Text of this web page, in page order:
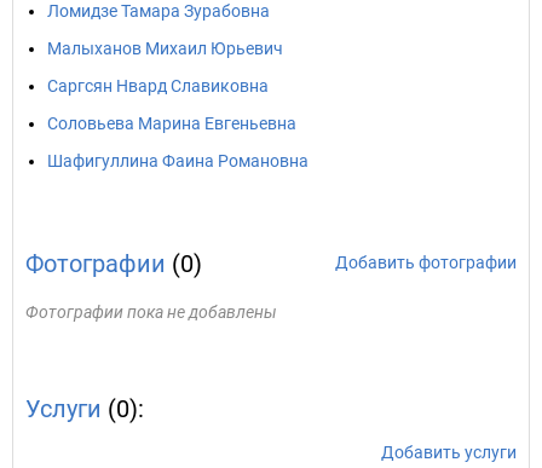
Ломидзе Тамара Зурабовна
Малыханов Михаил Юрьевич
Саргсян Нвард Славиковна
Соловьева Марина Евгеньевна
Шафигуллина Фаина Романовна
Фотографии (0) Добавить фотографии
Фотографии пока не добавлены
Услуги (0):
Добавить услуги